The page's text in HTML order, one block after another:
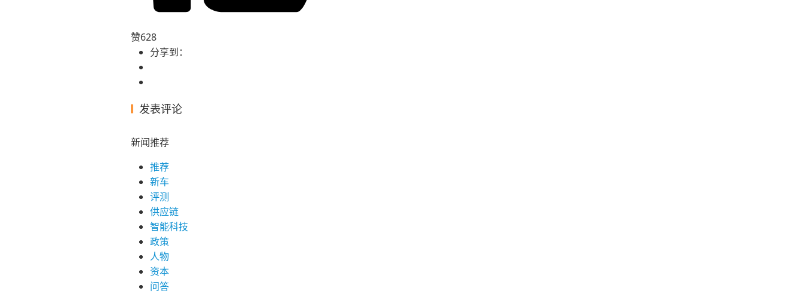
赞628
分享到：
发表评论
新闻推荐
推荐
新车
评测
供应链
智能科技
政策
人物
资本
问答